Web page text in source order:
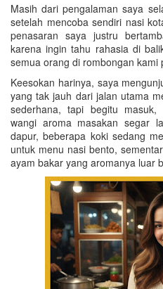
Masih dari pengalaman saya
setelah mencoba sendiri nasi
penasaran saya justru
karena ingin tahu rahasia di
semua orang di rombongan kami
Keesokan harinya, saya
yang tak jauh dari jalan utama
sederhana, tapi begitu
wangi aroma masakan segar
dapur, beberapa koki sedang
untuk menu nasi bento,
ayam bakar yang aromanya luar